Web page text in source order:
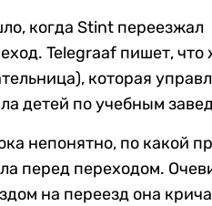
когда Stint переезжал
Telegraaf пишет,
которая
детей по учебным
непонятно, по какой
перед переходом.
на переезд она